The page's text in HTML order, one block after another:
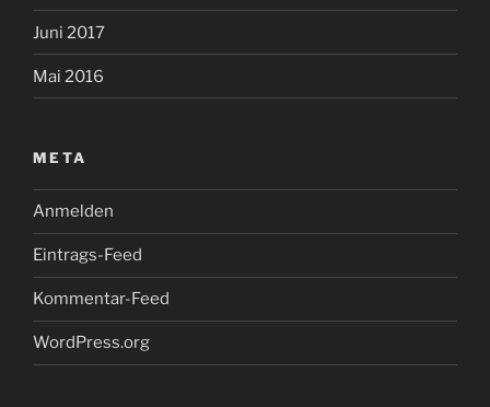
Juni 2017
Mai 2016
META
Anmelden
Eintrags-Feed
Kommentar-Feed
WordPress.org